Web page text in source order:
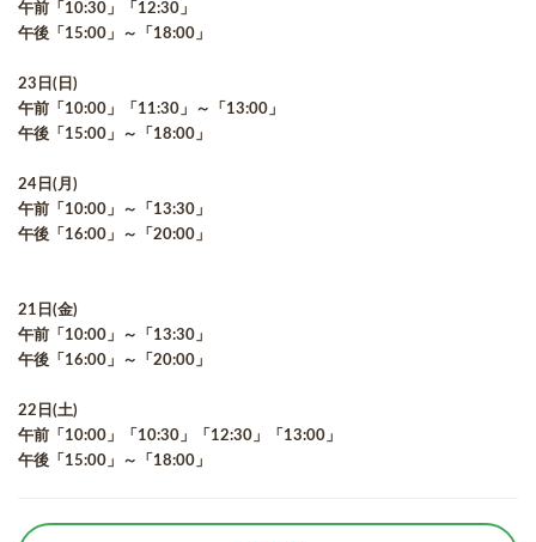
午前「10:30」「12:30」
午後「15:00」～「18:00」
23日(日)
午前「10:00」「11:30」～「13:00」
午後「15:00」～「18:00」
24日(月)
午前「10:00」～「13:30」
午後「16:00」～「20:00」
21日(金)
午前「10:00」～「13:30」
午後「16:00」～「20:00」
22日(土)
午前「10:00」「10:30」「12:30」「13:00」
午後「15:00」～「18:00」